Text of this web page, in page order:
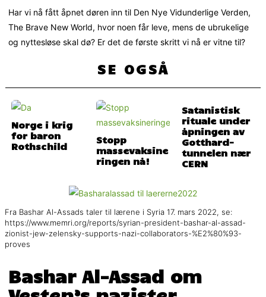
Har vi nå fått åpnet døren inn til Den Nye Vidunderlige Verden,
The Brave New World, hvor noen får leve, mens de ubrukelige
og nyttesløse skal dø? Er det de første skritt vi nå er vitne til?
SE OGSÅ
Norge i krig
for baron
Rothschild
Stopp
massevaksine
ringen nå!
Satanistisk
rituale under
åpningen av
Gotthard-
tunnelen nær
CERN
Fra Bashar Al-Assads taler til lærene i Syria 17. mars 2022, se:
https://www.memri.org/reports/syrian-president-bashar-al-assad-
zionist-jew-zelensky-supports-nazi-collaborators-%E2%80%93-
proves
Bashar Al-Assad om